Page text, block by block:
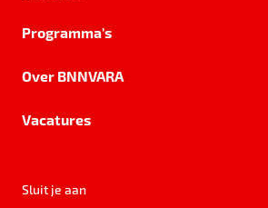
Programma's
Over BNNVARA
Vacatures
Sluit je aan